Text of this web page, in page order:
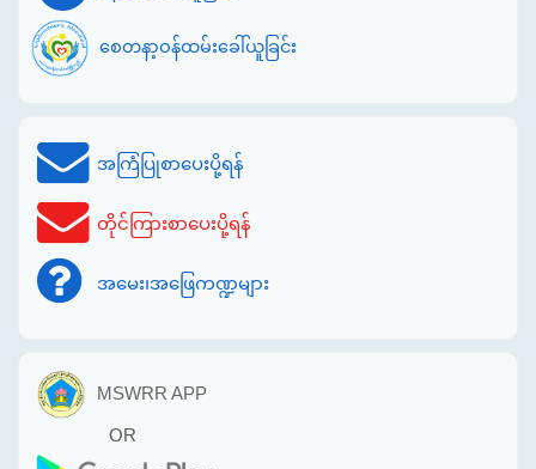
စေတနာ့ဝန်ထမ်းခေါ်ယူခြင်း
အကြံပြုစာပေးပို့ရန်
တိုင်ကြားစာပေးပို့ရန်
အမေး၊အဖြေကဏ္ဍများ
MSWRR APP
OR